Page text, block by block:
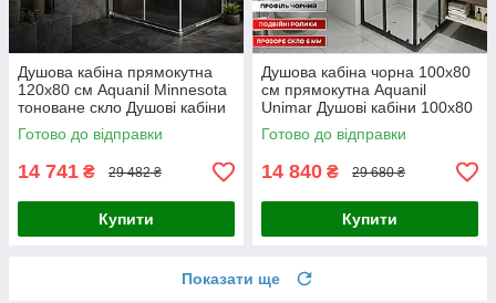
Душова кабіна прямокутна
120x80 см Aquanil Minnesota
тоноване скло Душові кабіни
120x80 см
Готово до відправки
14 741 ₴ 29 482 ₴
Купити
Душова кабіна чорна 100х80
см прямокутна Aquanil
Unimar Душові кабіни 100х80
см
Готово до відправки
14 840 ₴ 29 680 ₴
Купити
Показати ще